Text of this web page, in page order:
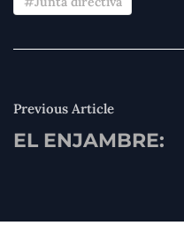
Previous Article
EL ENJAMBRE: